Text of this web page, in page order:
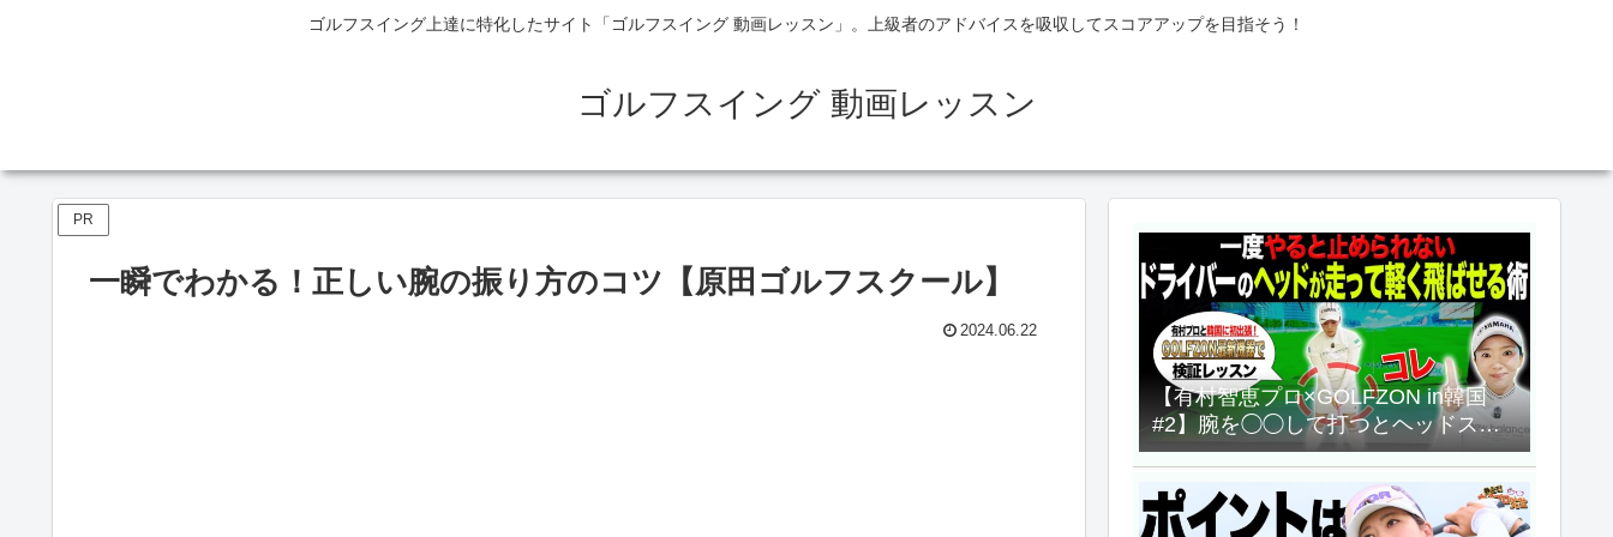
ゴルフスイング上達に特化したサイト「ゴルフスイング 動画レッスン」。上級者のアドバイスを吸収してスコアアップを目指そう！
ゴルフスイング 動画レッスン
PR
一瞬でわかる！正しい腕の振り方のコツ【原田ゴルフスクール】
2024.06.22
【有村智恵プロ×GOLFZON in韓国
#2】腕を◯◯して打つとヘッドスピ
ードが確実に速くなって飛ぶ！！”有
村プロの挑戦”を応援するため韓国
へ！【UUUM GOLF】